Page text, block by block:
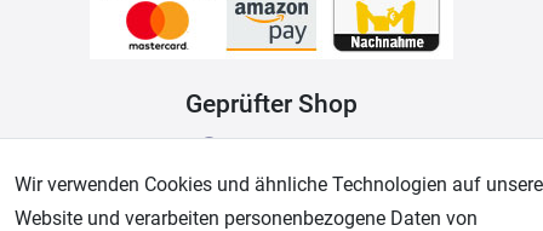
Geprüfter Shop
Wir verwenden Cookies und ähnliche Technologien auf
Website und verarbeiten personenbezogene Daten von